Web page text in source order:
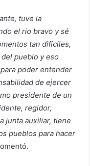
tuve la
el rio bravo y sé
tan difíciles,
pueblo y eso
poder entender
de ejercer
presidente de un
regidor,
junta auxiliar, tiene
pueblos para hacer